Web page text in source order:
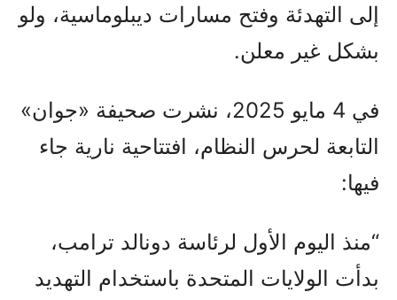
إلى التهدئة وفتح مسارات ديبلوماسية، ولو
بشكل غير معلن.
في 4 مايو 2025، نشرت صحيفة «جوان»
التابعة لحرس النظام، افتتاحية نارية جاء
فيها:
“منذ اليوم الأول لرئاسة دونالد ترامب،
بدأت الولايات المتحدة باستخدام التهديد